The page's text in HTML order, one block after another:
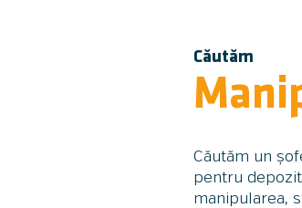
Căutăm
Căutăm un
pentru
manipularea,